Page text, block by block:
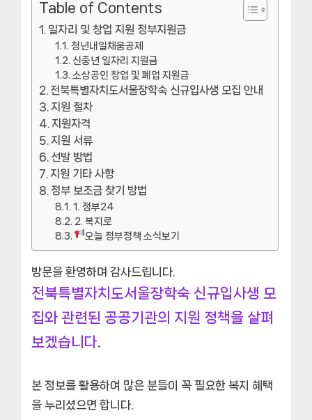
Table of Contents
일자리 및 창업 지원 정부지원금
청년내일채움공제
신중년 일자리 지원금
소상공인 창업 및 폐업 지원금
전북특별자치도서울장학숙 신규입사생 모집 안내
지원 절차
지원자격
지원 서류
선발 방법
지원 기타 사항
정부 보조금 찾기 방법
1. 정부24
2. 복지로
오늘 정부정책 소식보기
방문을 환영하며 감사드립니다.
전북특별자치도서울장학숙 신규입사생 모
집와 관련된 공공기관의 지원 정책을 살펴
보겠습니다.
본 정보를 활용하여 많은 분들이 꼭 필요한 복지 혜택
을 누리셨으면 합니다.